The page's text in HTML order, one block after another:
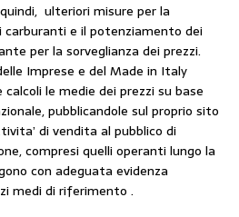
ulteriori misure per la
carburanti e il potenziamento dei
per la sorveglianza dei prezzi.
Imprese e del Made in Italy
le medie dei prezzi su base
pubblicandole sul proprio sito
di vendita al pubblico di
compresi quelli operanti lungo la
con adeguata evidenza
medi di riferimento .